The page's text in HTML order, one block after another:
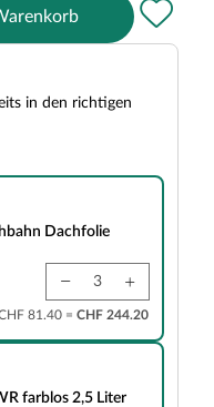
in den richtigen
Dachfolie
81.40 = CHF 244.20
farblos 2,5 Liter